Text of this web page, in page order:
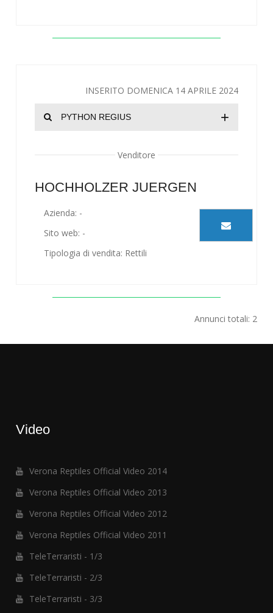
INSERITO DOMENICA 14 APRILE 2024
PYTHON REGIUS +
Venditore
HOCHHOLZER JUERGEN
Azienda: -
Sito web: -
Tipologia di vendita: Rettili
Annunci totali: 2
Video
Verona Reptiles Official Video 2014
Verona Reptiles Official Video 2013
Verona Reptiles Official Video 2012
Verona Reptiles Official Video 2011
TeleTerraristi - 1/3
TeleTerraristi - 2/3
TeleTerraristi - 3/3